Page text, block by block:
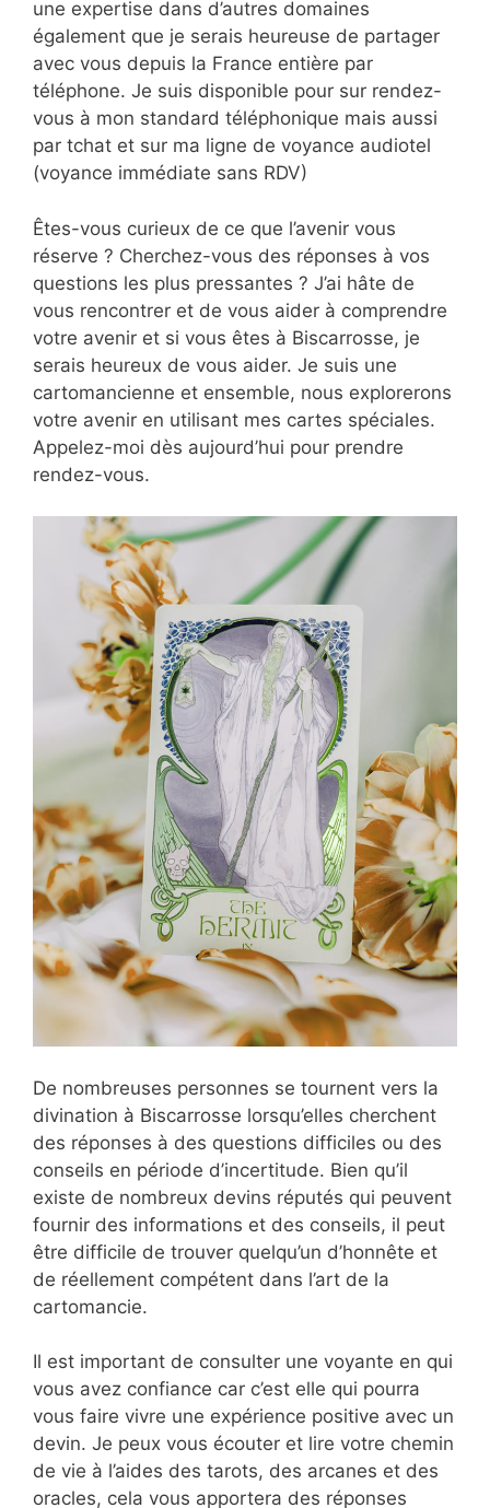
une expertise dans d’autres domaines
également que je serais heureuse de partager
avec vous depuis la France entière par
téléphone. Je suis disponible pour sur rendez-
vous à mon standard téléphonique mais aussi
par tchat et sur ma ligne de voyance audiotel
(voyance immédiate sans RDV)
Êtes-vous curieux de ce que l’avenir vous
réserve ? Cherchez-vous des réponses à vos
questions les plus pressantes ? J’ai hâte de
vous rencontrer et de vous aider à comprendre
votre avenir et si vous êtes à Biscarrosse, je
serais heureux de vous aider. Je suis une
cartomancienne et ensemble, nous explorerons
votre avenir en utilisant mes cartes spéciales.
Appelez-moi dès aujourd’hui pour prendre
rendez-vous.
De nombreuses personnes se tournent vers la
divination à Biscarrosse lorsqu’elles cherchent
des réponses à des questions difficiles ou des
conseils en période d’incertitude. Bien qu’il
existe de nombreux devins réputés qui peuvent
fournir des informations et des conseils, il peut
être difficile de trouver quelqu’un d’honnête et
de réellement compétent dans l’art de la
cartomancie.
Il est important de consulter une voyante en qui
vous avez confiance car c’est elle qui pourra
vous faire vivre une expérience positive avec un
devin. Je peux vous écouter et lire votre chemin
de vie à l’aides des tarots, des arcanes et des
oracles, cela vous apportera des réponses